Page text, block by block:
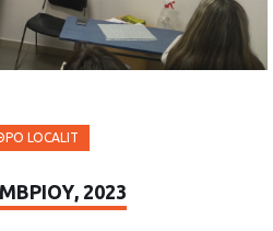
LOCALIT
2023